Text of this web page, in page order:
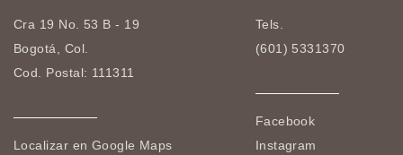
Cra 19 No. 53 B - 19
Bogotá, Col.
Cod. Postal: 111311
Localizar en Google Maps
Tels.
(601) 5331370
Facebook
Instagram